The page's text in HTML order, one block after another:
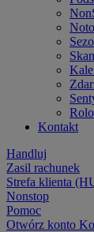
Kontakt
Handluj
Zasil rachunek
Strefa klienta
Nonstop
Pomoc
Otwórz konto